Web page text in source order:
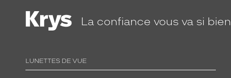
La confiance vous va si bien
LUNETTES DE VUE